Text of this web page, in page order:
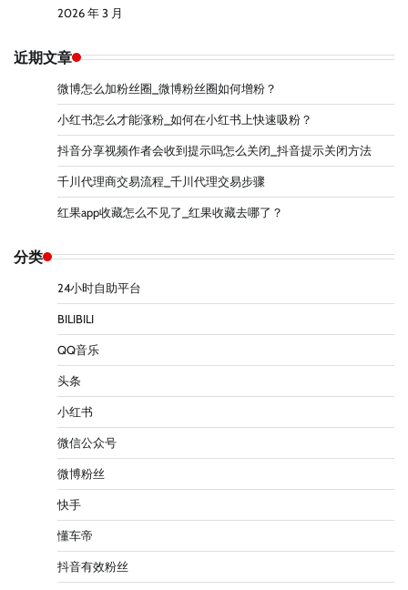
2026 年 3 月
近期文章
微博怎么加粉丝圈_微博粉丝圈如何增粉？
小红书怎么才能涨粉_如何在小红书上快速吸粉？
抖音分享视频作者会收到提示吗怎么关闭_抖音提示关闭方法
千川代理商交易流程_千川代理交易步骤
红果app收藏怎么不见了_红果收藏去哪了？
分类
24小时自助平台
BILIBILI
QQ音乐
头条
小红书
微信公众号
微博粉丝
快手
懂车帝
抖音有效粉丝